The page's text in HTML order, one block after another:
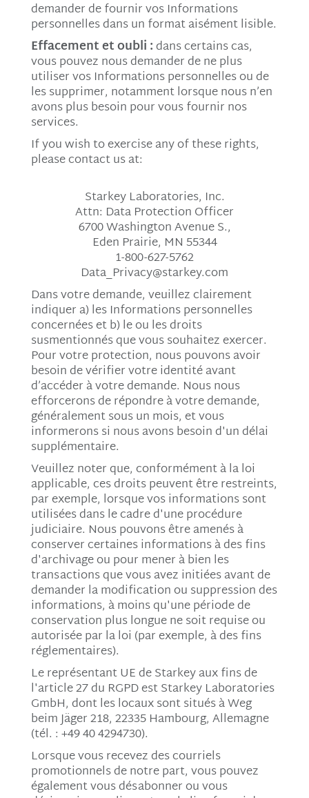
demander de fournir vos Informations
personnelles dans un format aisément lisible.
Effacement et oubli :dans certains cas,
vous pouvez nous demander de ne plus
utiliser vos Informations personnelles ou de
les supprimer, notamment lorsque nous n’en
avons plus besoin pour vous fournir nos
services.
If you wish to exercise any of these rights,
please contact us at:
Starkey Laboratories, Inc.
Attn: Data Protection Officer
6700 Washington Avenue S.,
Eden Prairie, MN 55344
1-800-627-5762
Data_Privacy@starkey.com
Dans votre demande, veuillez clairement
indiquer a) les Informations personnelles
concernées et b) le ou les droits
susmentionnés que vous souhaitez exercer.
Pour votre protection, nous pouvons avoir
besoin de vérifier votre identité avant
d’accéder à votre demande. Nous nous
efforcerons de répondre à votre demande,
généralement sous un mois, et vous
informerons si nous avons besoin d'un délai
supplémentaire.
Veuillez noter que, conformément à la loi
applicable, ces droits peuvent être restreints,
par exemple, lorsque vos informations sont
utilisées dans le cadre d'une procédure
judiciaire. Nous pouvons être amenés à
conserver certaines informations à des fins
d'archivage ou pour mener à bien les
transactions que vous avez initiées avant de
demander la modification ou suppression des
informations, à moins qu'une période de
conservation plus longue ne soit requise ou
autorisée par la loi (par exemple, à des fins
réglementaires).
Le représentant UE de Starkey aux fins de
l'article 27 du RGPD est Starkey Laboratories
GmbH, dont les locaux sont situés à Weg
beim Jäger 218, 22335 Hambourg, Allemagne
(tél. : +49 40 4294730).
Lorsque vous recevez des courriels
promotionnels de notre part, vous pouvez
également vous désabonner ou vous